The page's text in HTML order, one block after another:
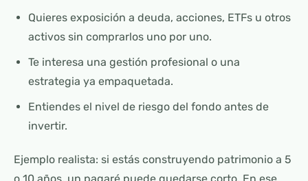
Quieres exposición a deuda, acciones, ETFs u otros
activos sin comprarlos uno por uno.
Te interesa una gestión profesional o una
estrategia ya empaquetada.
Entiendes el nivel de riesgo del fondo antes de
invertir.
Ejemplo realista: si estás construyendo patrimonio a 5